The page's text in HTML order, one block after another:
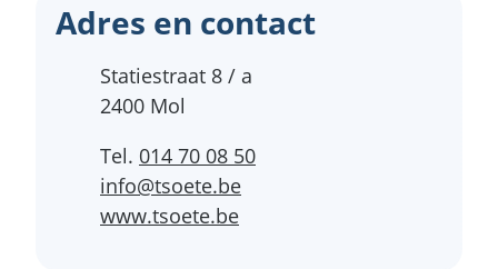
Adres en contact
AdresStatiestraat 8 / a
,2400 Mol
014 70 08 50
E-mailinfo@tsoete.be
Websitewww.tsoete.be